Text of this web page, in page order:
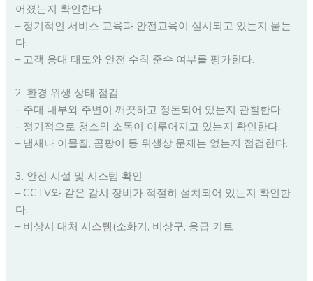
어졌는지 확인한다.
– 정기적인 서비스 교육과 안전교육이 실시되고 있는지 묻는
다.
– 고객 응대 태도와 안전 수칙 준수 여부를 평가한다.
2. 환경 위생 상태 점검
– 주대 내부와 주변이 깨끗하고 정돈되어 있는지 관찰한다.
– 정기적으로 청소와 소독이 이루어지고 있는지 확인한다.
– 냄새나 이물질, 곰팡이 등 위생상 문제는 없는지 점검한다.
3. 안전 시설 및 시스템 확인
– CCTV와 같은 감시 장비가 적절히 설치되어 있는지 확인한
다.
– 비상시 대처 시스템(소화기, 비상구, 응급 키트